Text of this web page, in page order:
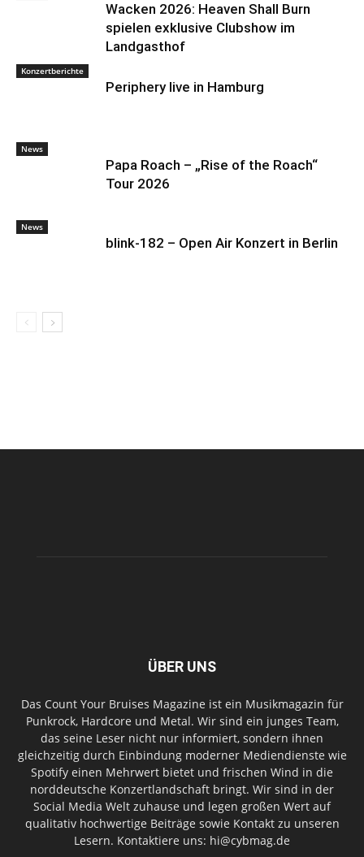
Wacken 2026: Heaven Shall Burn
spielen exklusive Clubshow im
Landgasthof
Konzertberichte
Periphery live in Hamburg
News
Papa Roach – „Rise of the Roach“
Tour 2026
News
blink-182 – Open Air Konzert in Berlin
ÜBER UNS
Das Count Your Bruises Magazine ist ein Musikmagazin für
Punkrock, Hardcore und Metal. Wir sind ein junges Team,
das seine Leser nicht nur informiert, sondern ihnen
gleichzeitig durch Einbindung moderner Mediendienste wie
Spotify einen Mehrwert bietet und frischen Wind in die
norddeutsche Konzertlandschaft bringt. Wir sind in der
Social Media Welt zuhause und legen großen Wert auf
qualitativ hochwertige Beiträge sowie Kontakt zu unseren
Lesern. Kontaktiere uns: hi@cybmag.de